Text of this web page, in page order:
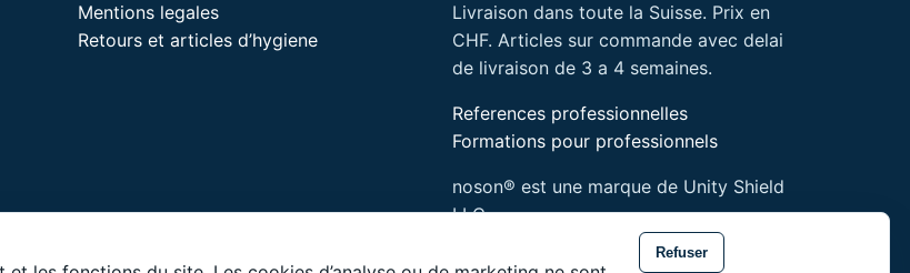
Mentions legales
Retours et articles d’hygiene
Livraison dans toute la Suisse. Prix en
CHF. Articles sur commande avec delai
de livraison de 3 a 4 semaines.
References professionnelles
Formations pour professionnels
noson® est une marque de Unity Shield
LLC.
Refuser